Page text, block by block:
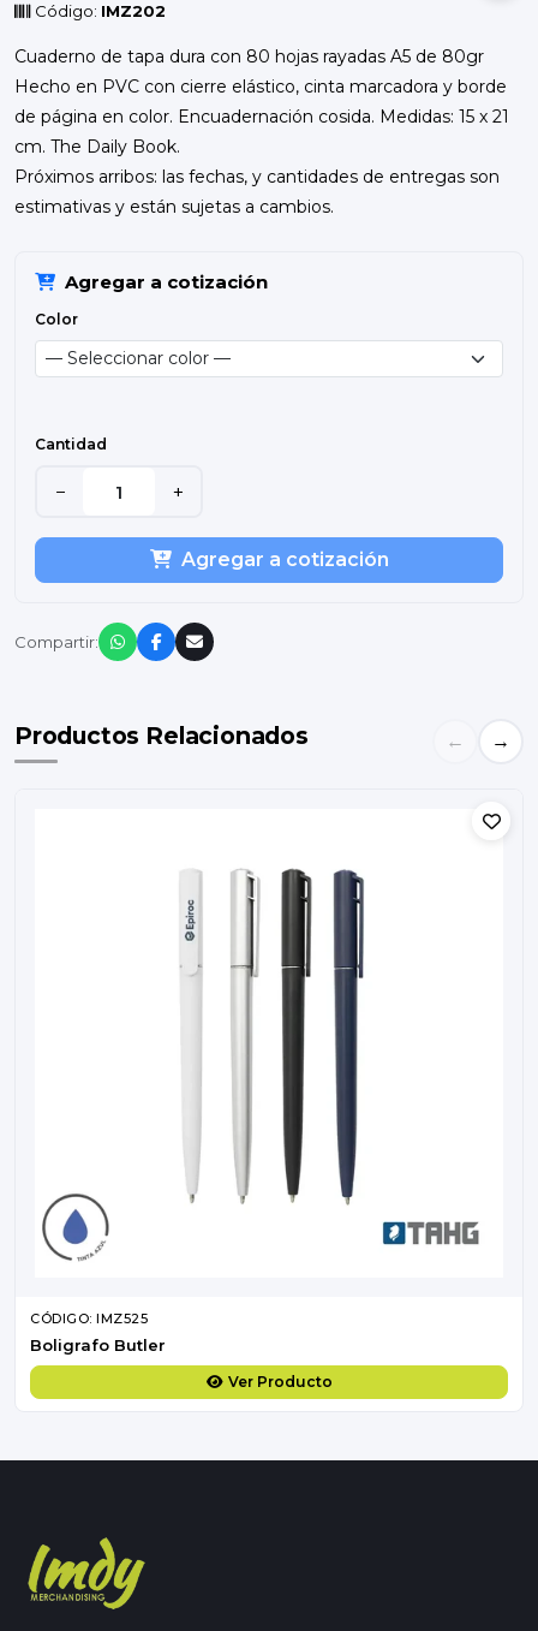
Código: IMZ202
Cuaderno de tapa dura con 80 hojas rayadas A5 de 80gr
Hecho en PVC con cierre elástico, cinta marcadora y borde
de página en color. Encuadernación cosida. Medidas: 15 x 21
cm. The Daily Book.
Próximos arribos: las fechas, y cantidades de entregas son
estimativas y están sujetas a cambios.
Agregar a cotización
Color
Cantidad
− +
Agregar a cotización
Compartir:
Productos Relacionados ← →
CÓDIGO: IMZ525
Boligrafo Butler
Ver Producto